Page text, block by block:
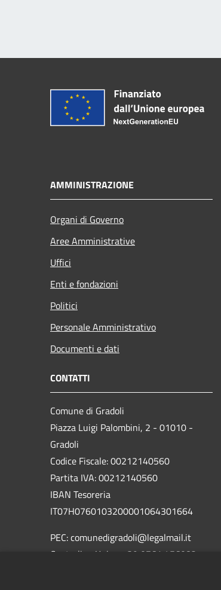
AMMINISTRAZIONE
Organi di Governo
Aree Amministrative
Uffici
Enti e fondazioni
Politici
Personale Amministrativo
Documenti e dati
CONTATTI
Comune di Gradoli
Piazza Luigi Palombini, 2 - 01010 -
Gradoli
Codice Fiscale: 00212140560
Partita IVA: 00212140560
IBAN Tesoreria
IT07H0760103200001064301664
PEC: comunedigradoli@legalmail.it
Centralino Unico: +39 0761 456082